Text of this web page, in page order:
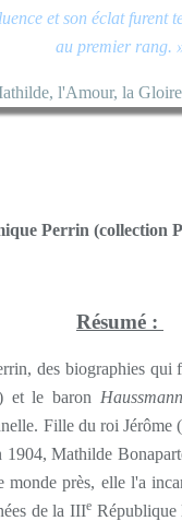
et son éclat furent
au premier rang.
Perrin (collection
Résumé :
des biographies qui
et le baron Haussmann
Fille du roi Jérôme
1904, Mathilde
monde près, elle l'a
de la IIIeRépublique